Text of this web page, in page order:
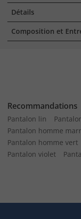
Détails
Composition et
Recommandations
Pantalon lin
Pantalon homme
Pantalon homme vert
Pantalon violet